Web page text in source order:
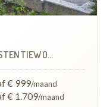
€ 999/maand
€ 1.709/maand